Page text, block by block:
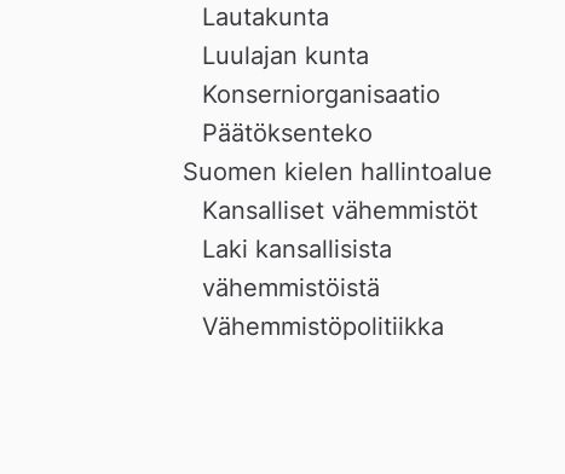
Lautakunta
Luulajan kunta
Konserniorganisaatio
Päätöksenteko
Suomen kielen hallintoalue
Kansalliset vähemmistöt
Laki kansallisista
vähemmistöistä
Vähemmistöpolitiikka